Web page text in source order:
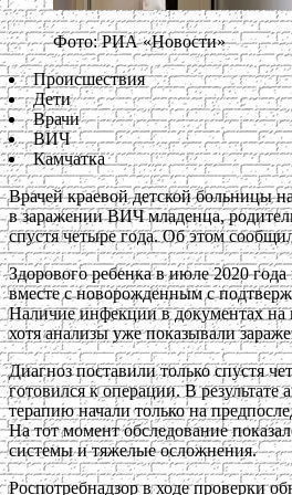
Фото: РИА «Новости»
Происшествия
Дети
Врачи
ВИЧ
Камчатка
Врачей краевой детской больницы
в заражении ВИЧ младенца,
спустя четыре года. Об этом
Здорового ребенка в июле 2020
вместе с новорожденным с
Наличие инфекции в документах на
хотя анализы уже показывали
Диагноз поставили только спустя
готовился к операции. В результате
терапию начали только на
На тот момент обследование
системы и тяжелые осложнения.
Роспотребнадзор в ходе проверки